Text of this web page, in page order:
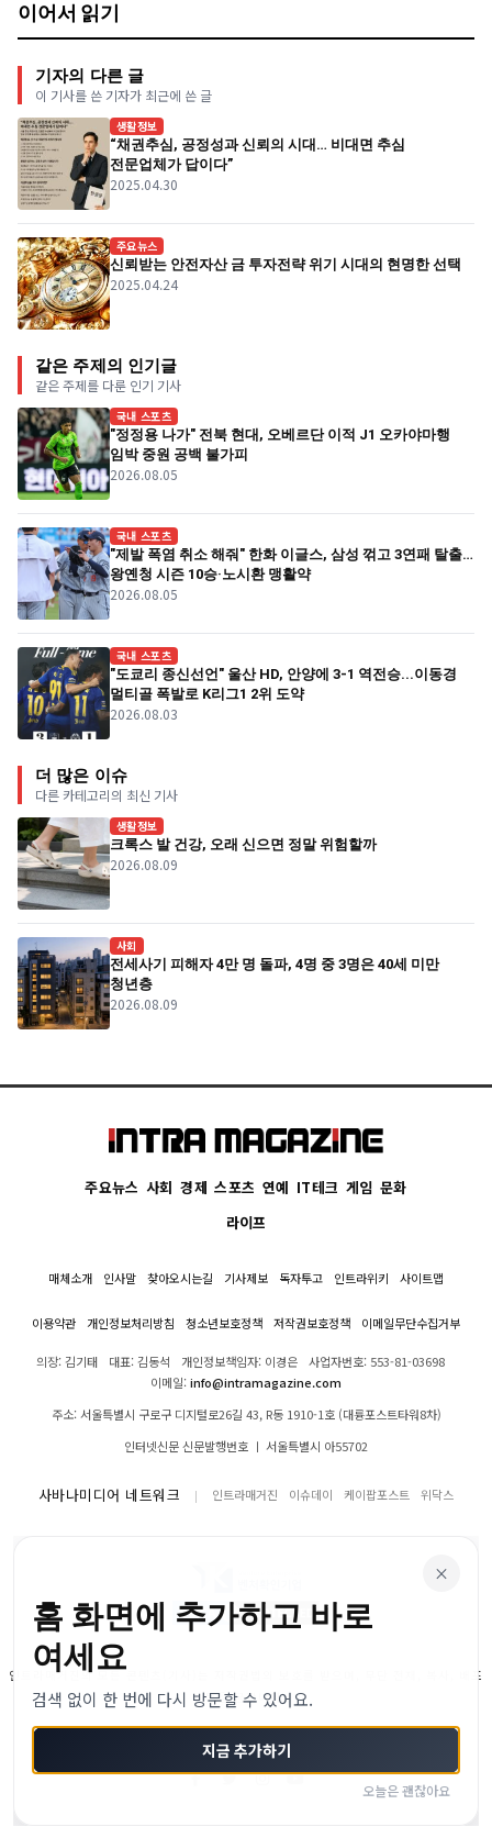
이어서 읽기
기자의 다른 글
이 기사를 쓴 기자가 최근에 쓴 글
생활정보
“채권추심, 공정성과 신뢰의 시대… 비대면 추심
전문업체가 답이다”
2025.04.30
주요뉴스
신뢰받는 안전자산 금 투자전략 위기 시대의 현명한 선택
2025.04.24
같은 주제의 인기글
같은 주제를 다룬 인기 기사
국내 스포츠
"정정용 나가" 전북 현대, 오베르단 이적 J1 오카야마행
임박 중원 공백 불가피
2026.08.05
국내 스포츠
"제발 폭염 취소 해줘" 한화 이글스, 삼성 꺾고 3연패 탈출…
왕옌청 시즌 10승·노시환 맹활약
2026.08.05
국내 스포츠
"도쿄리 종신선언" 울산 HD, 안양에 3-1 역전승...이동경
멀티골 폭발로 K리그1 2위 도약
2026.08.03
더 많은 이슈
다른 카테고리의 최신 기사
생활정보
크록스 발 건강, 오래 신으면 정말 위험할까
2026.08.09
사회
전세사기 피해자 4만 명 돌파, 4명 중 3명은 40세 미만
청년층
2026.08.09
주요뉴스 사회 경제 스포츠 연예 IT테크 게임 문화
라이프
매체소개 인사말 찾아오시는길 기사제보 독자투고 인트라위키 사이트맵
이용약관 개인정보처리방침 청소년보호정책 저작권보호정책 이메일무단수집거부
의장: 김기태 대표: 김동석 개인정보책임자: 이경은
사업자번호: 553-81-03698
이메일:info@intramagazine.com
주소: 서울특별시 구로구 디지털로26길 43, R동 1910-1호 (대륭포스트타워8차)
인터넷신문 신문발행번호 ㅣ 서울특별시 아55702
사바나미디어 네트워크 인트라매거진 이슈데이 케이팝포스트 위닥스
인트라매거진의 모든 콘텐츠(기사)는 저작권법의 보호를 받으며, 무단 전재, 복사, 배포
등을 금합니다.
© 2024–2026 인트라매거진. All Rights Reserved
×
홈 화면에 추가하고 바로
여세요
검색 없이 한 번에 다시 방문할 수 있어요.
지금 추가하기
오늘은 괜찮아요